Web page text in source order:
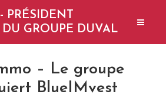
PRÉSIDENT
DU GROUPE DUVAL
– Le groupe
BlueIMvest